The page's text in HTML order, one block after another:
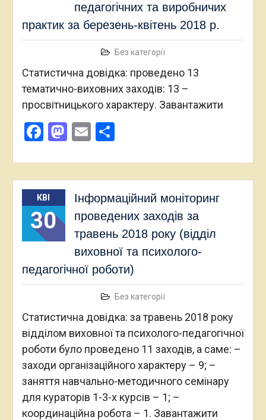
педагогічних та виробничих
практик за березень-квітень 2018 р.
Без категорії
Статистична довідка: проведено 13
тематично-виховних заходів: 13 –
просвітницького характеру. Завантажити
Facebook
Mastodon
EmailПоділитися
КВІ
30
Інформаційний моніторинг
проведених заходів за
травень 2018 року (відділ
виховної та психолого-
педагогічної роботи)
Без категорії
Статистична довідка: за травень 2018 року
відділом виховної та психолого-педагогічної
роботи було проведено 11 заходів, а саме: –
заходи організаційного характеру – 9; –
заняття навчально-методичного семінару
для кураторів 1-3-х курсів – 1; –
координаційна робота – 1. Завантажити